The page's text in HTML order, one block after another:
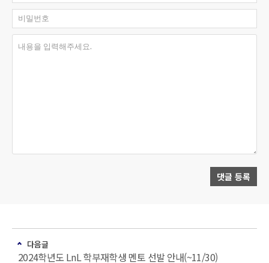
비밀번호
내용을 입력해주세요.
댓글 등록
다음글
2024학년도 LnL 학부재학생 멘토 선발 안내(~11/30)